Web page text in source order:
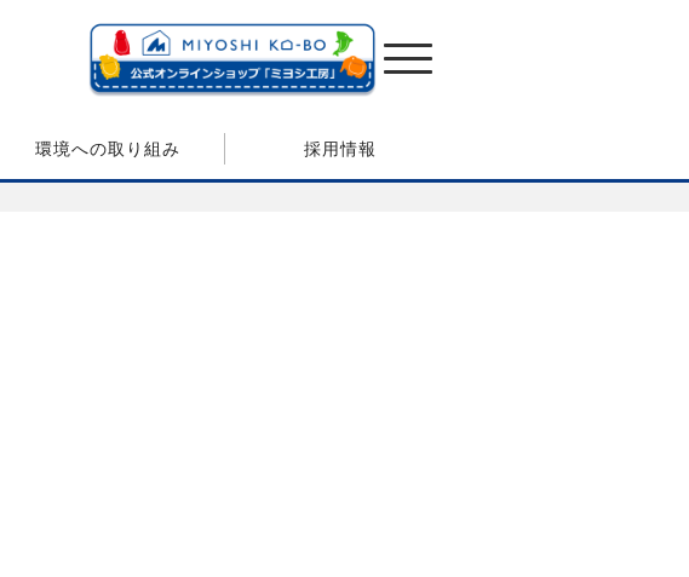
環境への取り組み 採用情報